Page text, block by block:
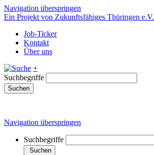
Navigation überspringen
Ein Projekt von Zukunftsfähiges Thüringen e.V.
Job-Ticker
Kontakt
Über uns
+
Suchbegriffe
Suchen
Navigation überspringen
Suchbegriffe
Suchen